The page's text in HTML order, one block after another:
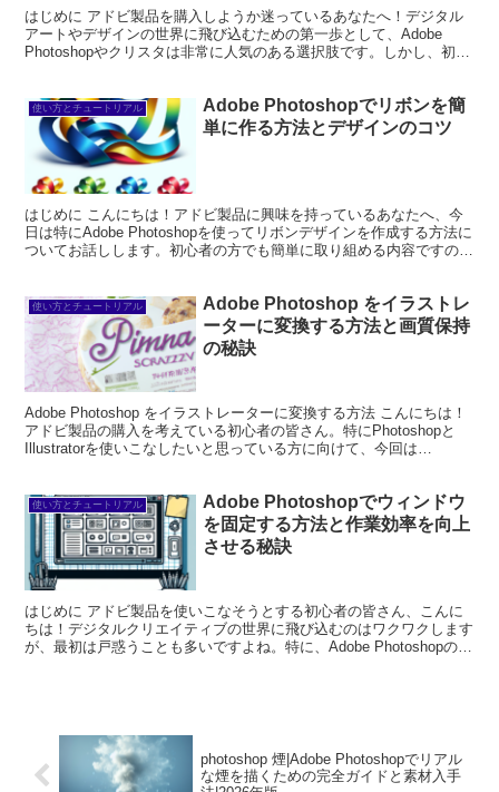
はじめに アドビ製品を購入しようか迷っているあなたへ！デジタル
アートやデザインの世界に飛び込むための第一歩として、Adobe
Photoshopやクリスタは非常に人気のある選択肢です。しかし、初心
使い方とチュートリアル
Adobe Photoshopでリボンを簡
単に作る方法とデザインのコツ
はじめに こんにちは！アドビ製品に興味を持っているあなたへ、今
日は特にAdobe Photoshopを使ってリボンデザインを作成する方法に
ついてお話しします。初心者の方でも簡単に取り組める内容ですの
使い方とチュートリアル
Adobe Photoshop をイラストレ
ーターに変換する方法と画質保持
の秘訣
Adobe Photoshop をイラストレーターに変換する方法 こんにちは！
アドビ製品の購入を考えている初心者の皆さん。特にPhotoshopと
Illustratorを使いこなしたいと思っている方に向けて、今回は
使い方とチュートリアル
Adobe Photoshopでウィンドウ
を固定する方法と作業効率を向上
させる秘訣
はじめに アドビ製品を使いこなそうとする初心者の皆さん、こんに
ちは！デジタルクリエイティブの世界に飛び込むのはワクワクします
が、最初は戸惑うことも多いですよね。特に、Adobe Photoshopのウ
photoshop 煙|Adobe Photoshopでリアル
な煙を描くための完全ガイドと素材入手